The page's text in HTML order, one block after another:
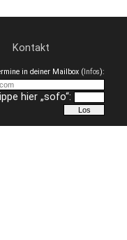
Kontakt
in deiner Mailbox (Infos):
hier „sofo“: